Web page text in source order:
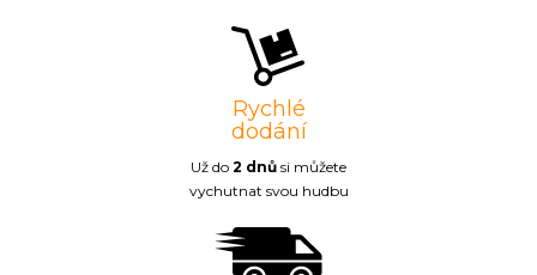
Rychlé
dodání
Už do 2 dnů si můžete
vychutnat svou hudbu